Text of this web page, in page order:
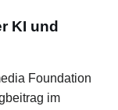
KI und
Foundation
im